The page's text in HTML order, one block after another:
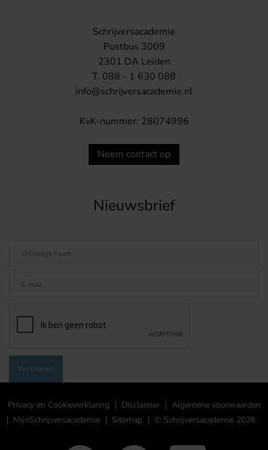
Schrijversacademie
Postbus 3009
2301 DA Leiden
T. 088 - 1 630 088
info@schrijversacademie.nl
KvK-nummer: 28074996
Neem contact op
Nieuwsbrief
Privacy en Cookieverklaring Disclaimer
Algemene voorwaarden
MijnSchrijversacademie
Sitemap © Schrijversacademie 2026